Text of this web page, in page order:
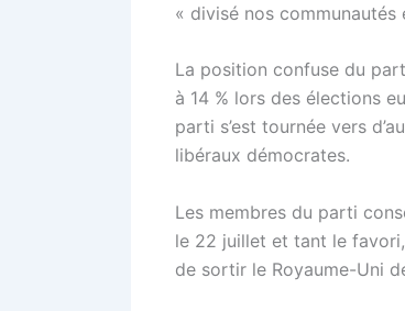
« divisé nos
La position confuse du
à 14 % lors des élections
parti s’est tournée vers
libéraux démocrates.
Les membres du parti
le 22 juillet et tant le
de sortir le Royaume-Uni